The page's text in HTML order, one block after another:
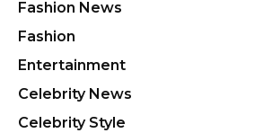
Fashion News
Fashion
Entertainment
Celebrity News
Celebrity Style